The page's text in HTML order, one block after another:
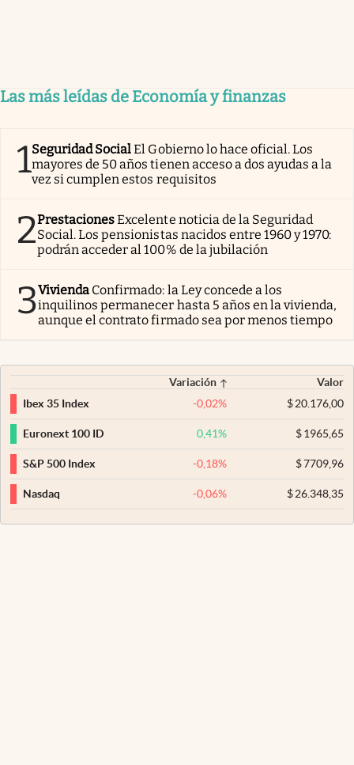
Las más leídas de Economía y finanzas
1Seguridad SocialEl Gobierno lo hace oficial. Los
mayores de 50 años tienen acceso a dos ayudas a la
vez si cumplen estos requisitos
2PrestacionesExcelente noticia de la Seguridad
Social. Los pensionistas nacidos entre 1960 y 1970:
podrán acceder al 100% de la jubilación
3Vivienda Confirmado: la Ley concede a los
inquilinos permanecer hasta 5 años en la vivienda,
aunque el contrato firmado sea por menos tiempo
Variación
Valor
Ibex 35 Index
-0,02% $20.176,00
Euronext 100 ID 0,41% $1965,65
S&P 500 Index -0,18% $7709,96
Nasdaq -0,06% $26.348,35